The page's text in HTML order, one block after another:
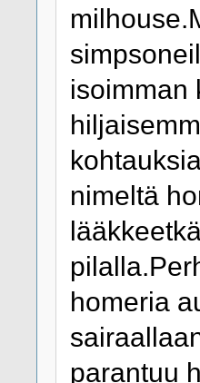
isoimman
nimeltä
homeria
parantuu